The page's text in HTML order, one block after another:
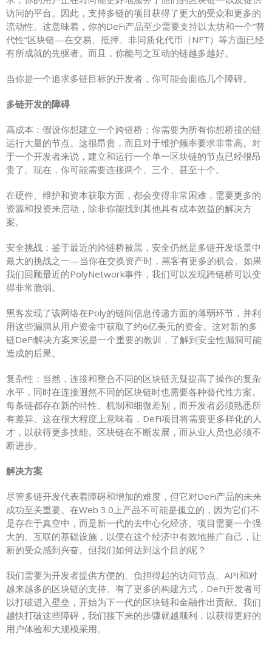
访问的平台。因此，支持多链的项目获得了更大的受众和更多的
流动性。这意味着，你的DeFi产品至少需要支持以太坊和一个“替
代性”区块链—在交易、抵押、非同质化代币（NFT）等方面已经
有所成就的先驱者。而且，你能与之互动的链越多越好。
当你是一个追求多链目标的开发者，你可能会面临几个障碍。
多链开发的障碍
高成本：假设你想建立一个跨链桥；你需要为所有你想桥接的链
运行大量的节点。这很昂贵，而且对于维护频率要求非常高。对
于一个开发者来说，建立和运行一个单一区块链的节点已经很昂
贵了。现在，你可能需要连接两个、三个、甚至十个。
在硬件、维护和资本获取方面，都会变得非常困难，需要更多的
资源和投资来启动，除非你能找到其他具有成本效益的解决方
案。
安全挑战：鉴于最近的跨链桥被黑，安全仍然是多链开发场景中
最大的挑战之一—当你在交换资产时，黑客有更多的机会。如果
我们回顾最近的PolyNetwork事件，我们可以发现跨链桥可以变
得非常脆弱。
黑客发现了该网络在Poly的链间信息传递方面的薄弱环节，并利
用这些漏洞从用户资金中获取了约6亿美元的资金。这对新的多
链DeFi解决方案来说是一个重要的教训，了解到安全性漏洞可能
造成的后果。
复杂性：当然，连接和整合不同的区块链无疑提高了操作的复杂
水平，同时在连接迥然不同的区块链时也需要各种替代性方案。
每条链都存在新的特性、机制和细微差别，而开发者必须熟悉所
有差异。这在很大程度上意味着，DeFi项目将需要更多样化的人
才，以获得更多技能。区块链在不断发展，而从业人员也必须不
断进步。
解决方案
尽管多链开发代表着障碍和增加的难度，但它对DeFi产品的未来
成功至关重要。在Web 3.0上产品不可能是孤立的，因为它们不
是存在于真空中，而是新一代的去中心化经济。项目需要一个强
大的、互联的基础设施，以便在这个经济中有效地推广自己，让
新的受众感到兴奋。但我们如何达到这个目的呢？
我们需要为开发者提供方便的、负担得起的访问节点、API和对
越来越多的区块链的支持。有了更多的构建方式，DeFi开发者可
以打破进入壁垒，开始为下一代的区块链和金融作出贡献。我们
越快打破这些障碍，我们接下来的步骤就越顺利，以获得更好的
用户体验和大规模采用。